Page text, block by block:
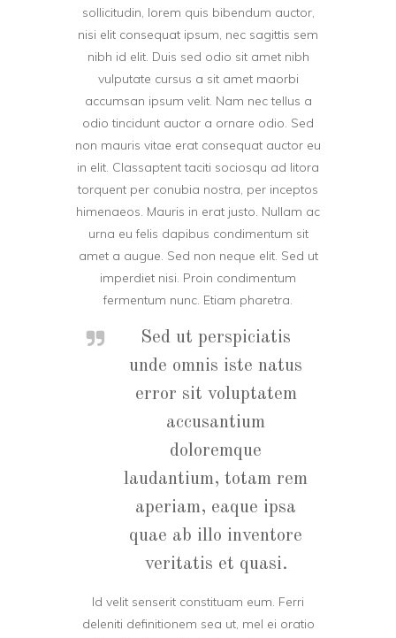
sollicitudin, lorem quis bibendum auctor,
nisi elit consequat ipsum, nec sagittis sem
nibh id elit. Duis sed odio sit amet nibh
vulputate cursus a sit amet maorbi
accumsan ipsum velit. Nam nec tellus a
odio tincidunt auctor a ornare odio. Sed
non mauris vitae erat consequat auctor eu
in elit. Classaptent taciti sociosqu ad litora
torquent per conubia nostra, per inceptos
himenaeos. Mauris in erat justo. Nullam ac
urna eu felis dapibus condimentum sit
amet a augue. Sed non neque elit. Sed ut
imperdiet nisi. Proin condimentum
fermentum nunc. Etiam pharetra.
Sed ut perspiciatis
unde omnis iste natus
error sit voluptatem
accusantium
doloremque
laudantium, totam rem
aperiam, eaque ipsa
quae ab illo inventore
veritatis et quasi.
Id velit senserit constituam eum. Ferri
deleniti definitionem sea ut, mel ei oratio